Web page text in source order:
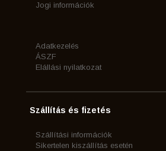
Jogi információk
Adatkezelés
ÁSZF
Elállási nyilatkozat
Szállítás és fizetés
Szállítási információk
Sikertelen kiszállítás esetén